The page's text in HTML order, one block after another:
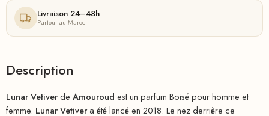
Livraison 24–48h
Partout au Maroc
Description
Lunar Vetiverde Amouroud est un parfum Boisé pour homme et
femme. Lunar Vetivera été lancé en 2018. Le nez derrière ce